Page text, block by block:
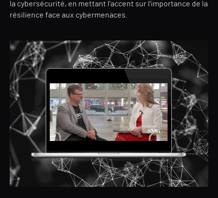
la cybersécurité, en mettant l'accent sur l'importance de la
résilience face aux cybermenaces.